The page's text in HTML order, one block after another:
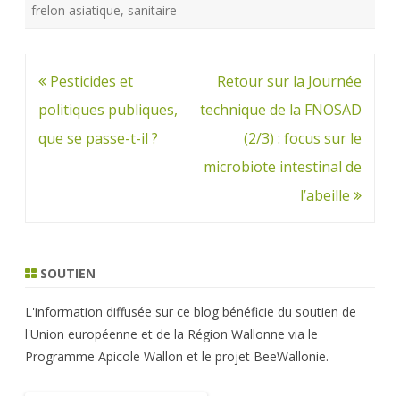
frelon asiatique, sanitaire
Navigation
de
l’article
Pesticides et
politiques publiques,
que se passe-t-il ?
Retour sur la Journée
technique de la FNOSAD
(2/3) : focus sur le
microbiote intestinal de
l’abeille
SOUTIEN
L'information diffusée sur ce blog bénéficie du soutien de
l'Union européenne et de la Région Wallonne via le
Programme Apicole Wallon et le projet BeeWallonie.